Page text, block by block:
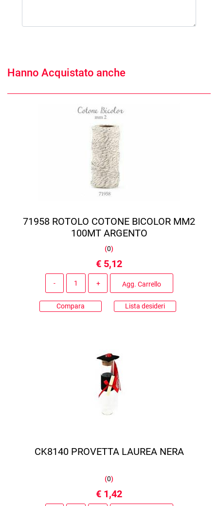
Hanno Acquistato anche
71958 ROTOLO COTONE BICOLOR MM2
100MT ARGENTO
(0)
€ 5,12
Agg. Carrello
Compara Lista desideri
CK8140 PROVETTA LAUREA NERA
(0)
€ 1,42